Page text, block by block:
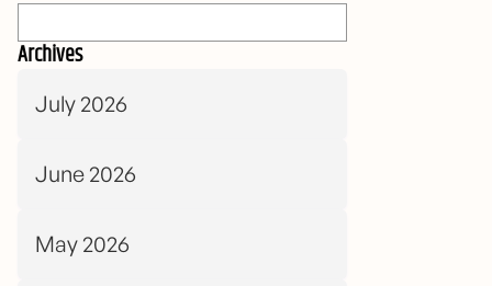
Archives
July 2026
June 2026
May 2026